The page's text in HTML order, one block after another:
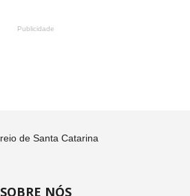
Publicidade
SOBRE NÓS